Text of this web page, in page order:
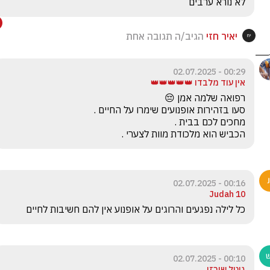
יאיר חזי הגיב/ה תגובה אחת
00:29 - 02.07.2025
אין עוד מלבדו 👑👑👑👑👑
הכביש הוא מלכודת מוות לצערי .
00:16 - 02.07.2025
Judah 10
‏כל לילה נפגעים והרוגים על אופנוע אין להם חשיבות לחיים
00:10 - 02.07.2025